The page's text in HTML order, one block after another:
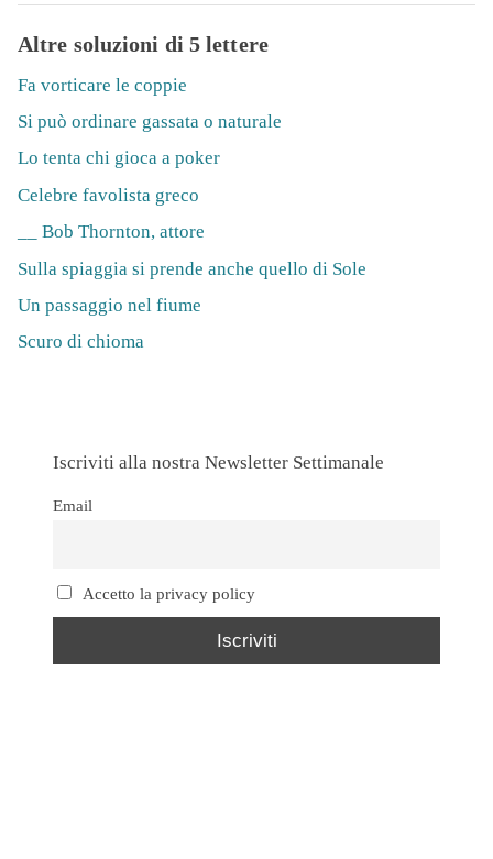
Altre soluzioni di 5 lettere
Fa vorticare le coppie
Si può ordinare gassata o naturale
Lo tenta chi gioca a poker
Celebre favolista greco
__ Bob Thornton, attore
Sulla spiaggia si prende anche quello di Sole
Un passaggio nel fiume
Scuro di chioma
Iscriviti alla nostra Newsletter Settimanale
Email
Accetto la privacy policy